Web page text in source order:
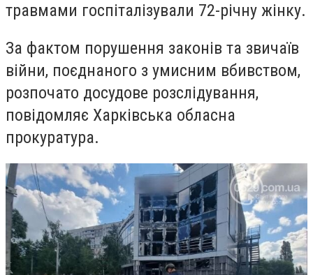
травмами госпіталізували 72-річну жінку.
За фактом порушення законів та звичаїв
війни, поєднаного з умисним вбивством,
розпочато досудове розслідування,
повідомляє Харківська обласна
прокуратура.